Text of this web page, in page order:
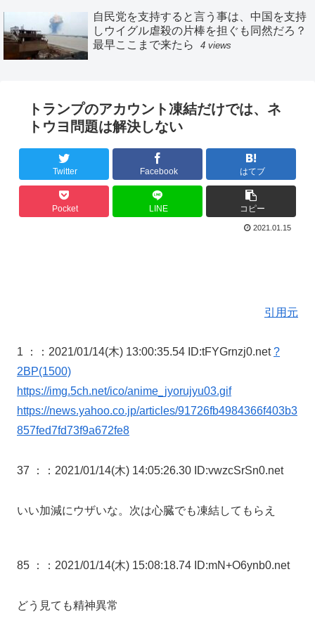
自民党を支持すると言う事は、中国を支持
しウイグル虐殺の片棒を担ぐも同然だろ？
最早ここまで来たら
4 views
トランプのアカウント凍結だけでは、ネ
トウヨ問題は解決しない
Twitter Facebook はてブ
Pocket LINE コピー
2021.01.15
引用元
1 ： ：2021/01/14(木) 13:00:35.54 ID:tFYGrnzj0.net?
2BP(1500)
https://img.5ch.net/ico/anime_jyorujyu03.gif
https://news.yahoo.co.jp/articles/91726fb4984366f403b3
857fed7fd73f9a672fe8
37 ： ：2021/01/14(木) 14:05:26.30 ID:vwzcSrSn0.net
いい加減にウザいな。次は心臓でも凍結してもらえ
85 ： ：2021/01/14(木) 15:08:18.74 ID:mN+O6ynb0.net
どう見ても精神異常